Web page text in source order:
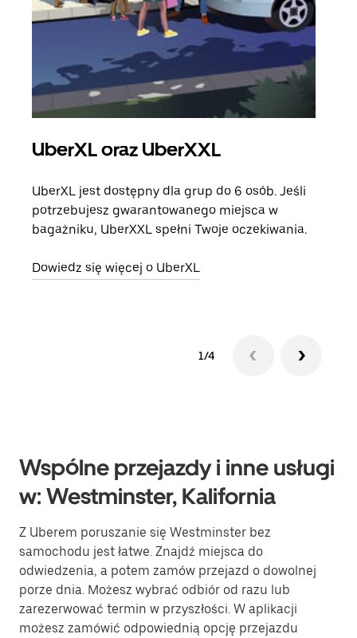
UberXL oraz UberXXL
UberXL jest dostępny dla grup do 6 osób. Jeśli
potrzebujesz gwarantowanego miejsca w
bagażniku, UberXXL spełni Twoje oczekiwania.
Dowiedz się więcej o UberXL
1/4
Wspólne przejazdy i inne usługi
w: Westminster, Kalifornia
Z Uberem poruszanie się Westminster bez
samochodu jest łatwe. Znajdź miejsca do
odwiedzenia, a potem zamów przejazd o dowolnej
porze dnia. Możesz wybrać odbiór od razu lub
zarezerwować termin w przyszłości. W aplikacji
możesz zamówić odpowiednią opcję przejazdu